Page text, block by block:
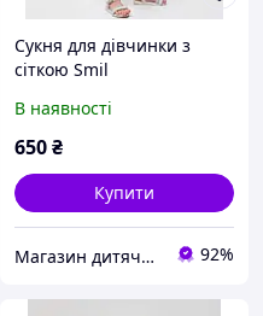
Сукня для дівчинки з
сіткою Smil
В наявності
650₴
Купити
Магазин дитячого одягу та взуття Ma'Linka 92%